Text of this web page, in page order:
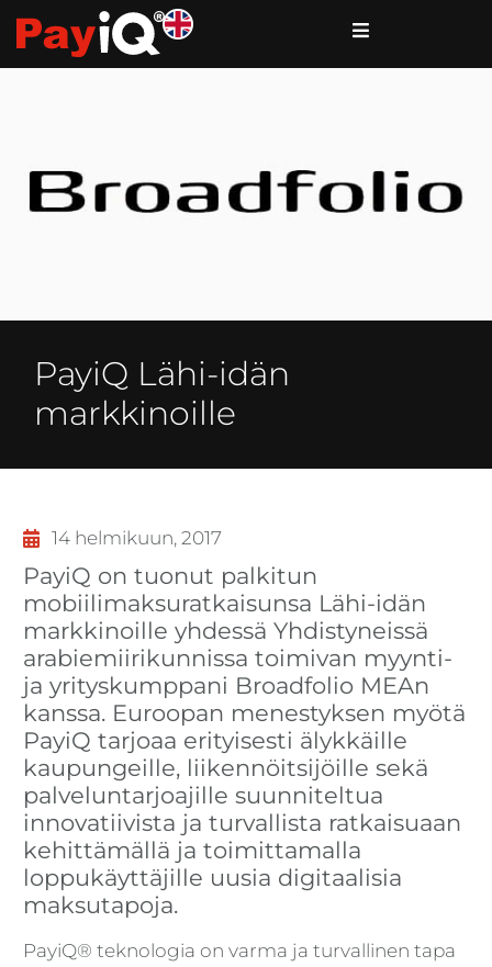
PayiQ Lähi-idän
markkinoille
14 helmikuun, 2017
PayiQ on tuonut palkitun
mobiilimaksuratkaisunsa Lähi-idän
markkinoille yhdessä Yhdistyneissä
arabiemiirikunnissa toimivan myynti-
ja yrityskumppani Broadfolio MEAn
kanssa. Euroopan menestyksen myötä
PayiQ tarjoaa erityisesti älykkäille
kaupungeille, liikennöitsijöille sekä
palveluntarjoajille suunniteltua
innovatiivista ja turvallista ratkaisuaan
kehittämällä ja toimittamalla
loppukäyttäjille uusia digitaalisia
maksutapoja.
PayiQ® teknologia on varma ja turvallinen tapa